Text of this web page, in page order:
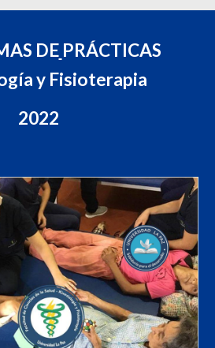
DE PRÁCTICAS
y Fisioterapia
2022